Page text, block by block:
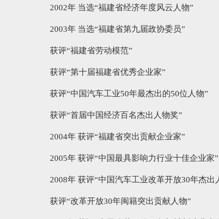
2002年 当选“福建省经济年度风云人物”
2003年 当选“福建省第九届政协委员”
获评“福建省劳动模范”
获评“第十届福建省优秀企业家”
获评“中国汽车工业50年最杰出的50位人物”
获评“首届中国经济百名杰出人物奖”
2004年 获评“福建省突出贡献企业家”
2005年 获评“中国最具影响力行业十佳企业家”
2008年 获评“中国汽车工业改革开放30年杰出
获评“改革开放30年闽籍突出贡献人物”